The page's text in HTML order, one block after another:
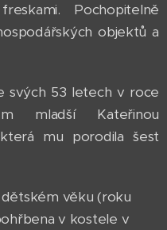
Pochopitelně
objektů a
svých 53 letech v roce
mladší Kateřinou
mu porodila šest
věku (roku
v kostele v